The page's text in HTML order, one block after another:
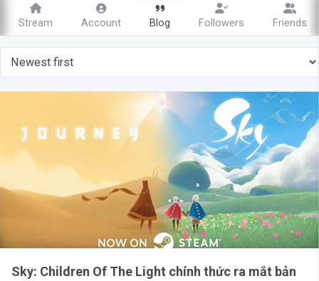
Stream Account Blog Followers Friends
Sky: Children Of The Light chính thức ra mắt bản